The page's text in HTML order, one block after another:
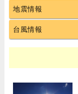
地震情報
台風情報